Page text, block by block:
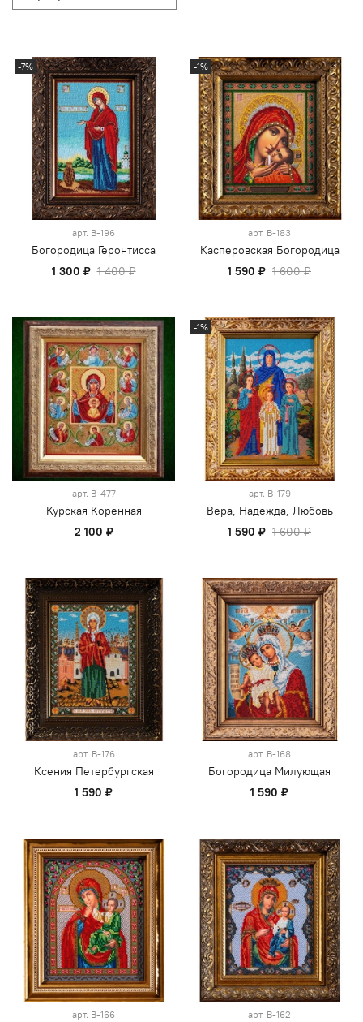
-7%
арт. В-196
Богородица Геронтисса
1 300 ₽ 1 400 ₽
-1%
арт. В-183
Касперовская Богородица
1 590 ₽ 1 600 ₽
арт. В-477
Курская Коренная
2 100 ₽
-1%
арт. В-179
Вера, Надежда, Любовь
1 590 ₽ 1 600 ₽
арт. В-176
Ксения Петербургская
1 590 ₽
арт. В-168
Богородица Милующая
1 590 ₽
арт. В-166 арт. В-162